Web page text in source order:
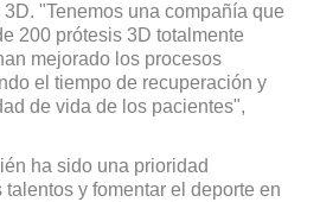
"Tenemos una compañía que
200 prótesis 3D totalmente
mejorado los procesos
el tiempo de recuperación y
de vida de los pacientes",
ha sido una prioridad
y fomentar el deporte en